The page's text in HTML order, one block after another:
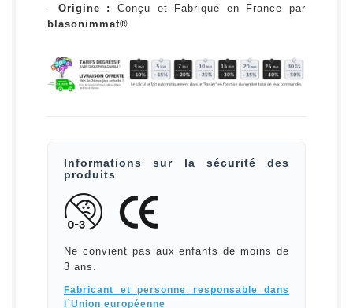
- Origine :
Conçu et Fabriqué en France par
blasonimmat®.
Informations sur la sécurité des
produits
Ne convient pas aux enfants de moins de
3 ans.
Fabricant et personne responsable dans
l`Union européenne